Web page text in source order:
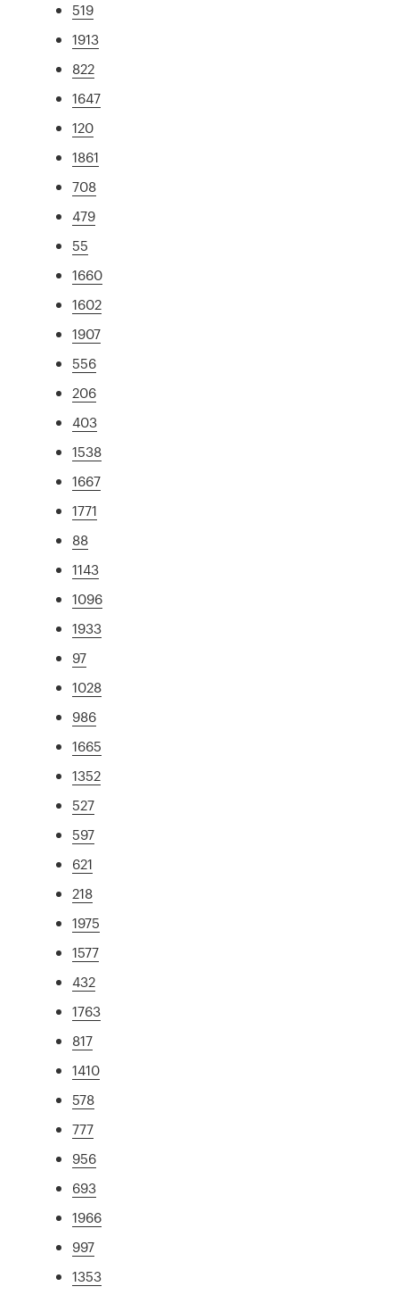
519
1913
822
1647
120
1861
708
479
55
1660
1602
1907
556
206
403
1538
1667
1771
88
1143
1096
1933
97
1028
986
1665
1352
527
597
621
218
1975
1577
432
1763
817
1410
578
777
956
693
1966
997
1353